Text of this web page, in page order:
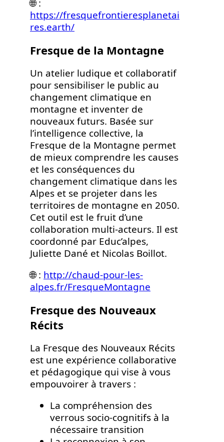
🌐 :
https://fresquefrontieresplanetai
res.earth/
Fresque de la Montagne
Un atelier ludique et collaboratif
pour sensibiliser le public au
changement climatique en
montagne et inventer de
nouveaux futurs. Basée sur
l’intelligence collective, la
Fresque de la Montagne permet
de mieux comprendre les causes
et les conséquences du
changement climatique dans les
Alpes et se projeter dans les
territoires de montagne en 2050.
Cet outil est le fruit d’une
collaboration multi-acteurs. Il est
coordonné par Educ’alpes,
Juliette Dané et Nicolas Boillot.
🌐 : http://chaud-pour-les-
alpes.fr/FresqueMontagne
Fresque des Nouveaux
Récits
La Fresque des Nouveaux Récits
est une expérience collaborative
et pédagogique qui vise à vous
empouvoirer à travers :
La compréhension des
verrous socio-cognitifs à la
nécessaire transition